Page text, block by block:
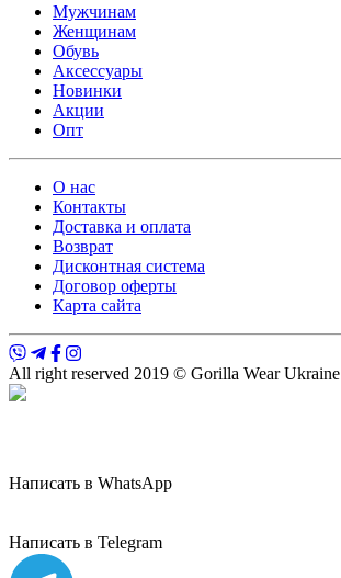
Мужчинам
Женщинам
Обувь
Аксессуары
Новинки
Акции
Опт
О нас
Контакты
Доставка и оплата
Возврат
Дисконтная система
Договор оферты
Карта сайта
All right reserved 2019 © Gorilla Wear Ukraine
Написать в WhatsApp
Написать в Telegram